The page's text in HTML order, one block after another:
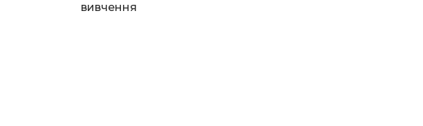
вивчення